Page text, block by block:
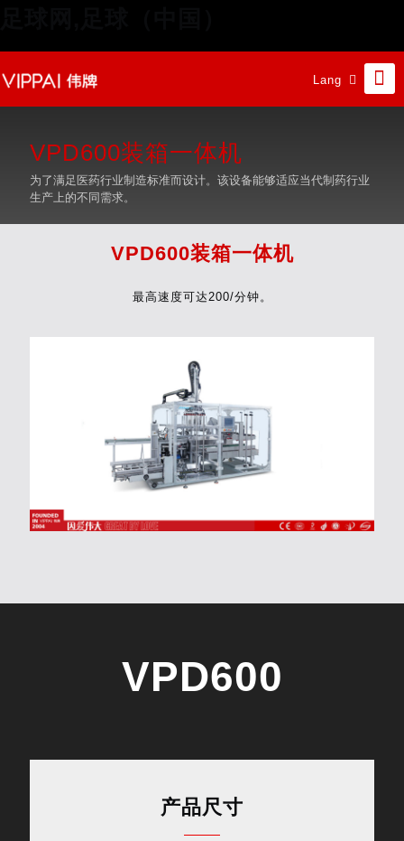
Lang
VPD600装箱一体机
为了满足医药行业制造标准而设计。该设备能够适应当代制药行业
生产上的不同需求。
VPD600装箱一体机
最高速度可达200/分钟。
VPD600
产品尺寸